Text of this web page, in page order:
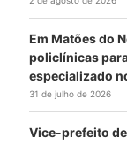
Em Matões do
policlínicas
especializado
31 de julho de 2026
Vice-prefeito